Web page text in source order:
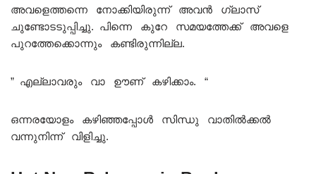
അവളെത്തന്നെ നോക്കിയിരുന്ന് അവൻ ഗ്ലാസ്‌
ചുണ്ടോടടുപ്പിച്ചു. പിന്നെ കുറേ സമയത്തേക്ക് അവളെ
പുറത്തേക്കൊന്നും കണ്ടിരുന്നില്ല.
” എല്ലാവരും വാ ഊണ് കഴിക്കാം. “
ഒന്നരയോളം കഴിഞ്ഞപ്പോൾ സിന്ധു വാതിൽക്കൽ
വന്നുനിന്ന് വിളിച്ചു.